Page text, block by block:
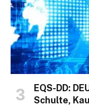
EQS-DD:
Schulte,